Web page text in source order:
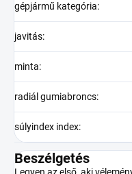
gépjármű kategória:
javitás:
minta:
radiál gumiabroncs:
súlyindex index:
Beszélgetés